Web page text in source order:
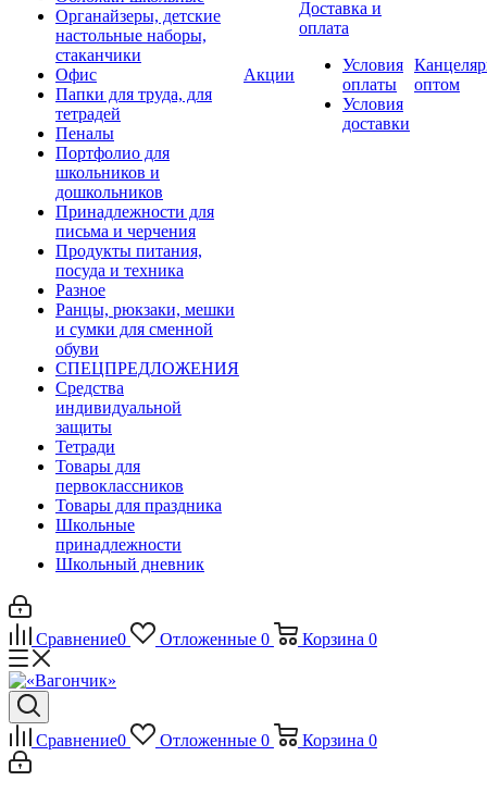
Органайзеры, детские
настольные наборы,
стаканчики
Офис
Папки для труда, для
тетрадей
Пеналы
Портфолио для
школьников и
дошкольников
Принадлежности для
письма и черчения
Продукты питания,
посуда и техника
Разное
Ранцы, рюкзаки, мешки
и сумки для сменной
обуви
СПЕЦПРЕДЛОЖЕНИЯ
Средства
индивидуальной
защиты
Тетради
Товары для
первоклассников
Товары для праздника
Школьные
принадлежности
Школьный дневник
Акции
Доставка и
оплата
Условия
оплаты
Условия
доставки
оптом
Сравнение0 Отложенные 0 Корзина 0
Сравнение0 Отложенные 0 Корзина 0